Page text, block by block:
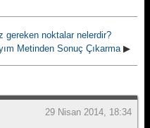
gereken noktalar nelerdir?
Metinden Sonuç Çıkarma▶
29 Nisan 2014, 18:34